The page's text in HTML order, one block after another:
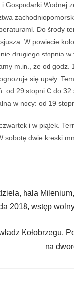
Gospodarki Wodnej
Do środy
W powiecie
drugiego stopnia w
m.in., że od godz.
się upały.
od 29 stopni C do 32
w nocy: od 19
i w piątek.
sobotę dwie kreski
hala
2018, wstęp wolny
Kołobrzegu.
na